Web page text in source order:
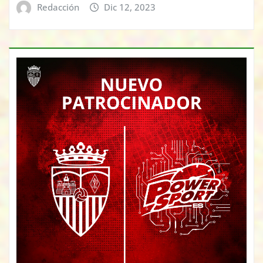
Redacción Dic 12, 2023